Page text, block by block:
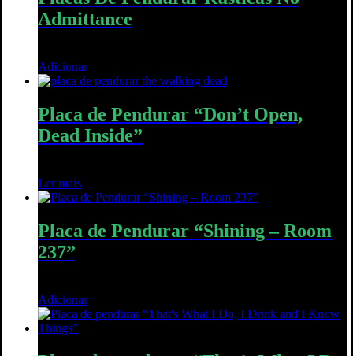
Admittance
Adicionar
Placa de Pendurar “Don’t Open,
Dead Inside”
Ler mais
Placa de Pendurar “Shining – Room
237”
Adicionar